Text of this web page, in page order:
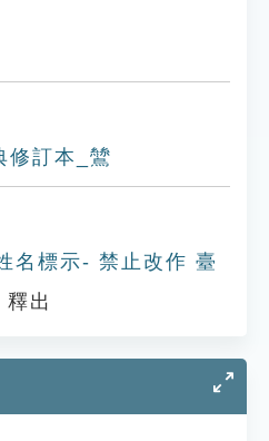
修訂本_鷥
名標示- 禁止改作 臺
釋出